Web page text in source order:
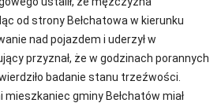
od strony Bełchatowa w kierunku
nad pojazdem i uderzył w
przyznał, że w godzinach porannych
badanie stanu trzeźwości.
mieszkaniec gminy Bełchatów miał